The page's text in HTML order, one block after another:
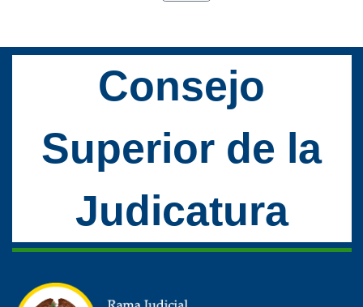
Consejo
Superior de la
Judicatura